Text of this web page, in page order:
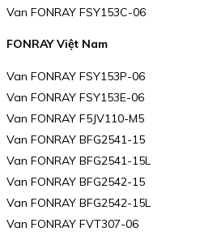
Van FONRAY FSY153C-06
FONRAY Việt Nam
Van FONRAY FSY153P-06
Van FONRAY FSY153E-06
Van FONRAY F5JV110-M5
Van FONRAY BFG2541-15
Van FONRAY BFG2541-15L
Van FONRAY BFG2542-15
Van FONRAY BFG2542-15L
Van FONRAY FVT307-06